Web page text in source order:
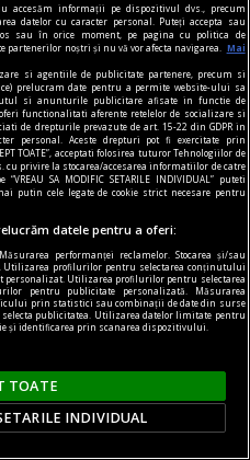
înaintea unor alegeri
europene
maximale și
accesăm informații pe dispozitivul dvs., precum
datelor cu caracter personal. Puteți accepta sau
sau în orice moment, pe pagina cu politica de
partenerilor noștri și nu vă vor afecta navigarea.
Mai
si agentiile de publicitate partenere, precum si
prelucram date pentru a permite website-ului sa
si anunturile publicitare afisate in functie de
functionalitati aferente retelelor de socializare si
de drepturile prevazute de art. 15-22 din GDPR in
personal. Aceste drepturi pot fi exercitate prin
TOATE”, acceptati folosirea tuturor Tehnologiilor de
cu privire la stocarea/accesarea informatiilor de catre
SA MODIFIC SETARILE INDIVIDUAL” puteti
putin cele legate de cookie strict necesare pentru
datele pentru a oferi:
performanței reclamelor. Stocarea și/sau
Utilizarea profilurilor pentru selectarea conținutului
personalizat. Utilizarea profilurilor pentru selectarea
pentru publicitate personalizată. Măsurarea
prin statistici sau combinații de date din surse
publicitatea. Utilizarea datelor limitate pentru
și identificarea prin scanarea dispozitivului.
TOATE
INDIVIDUAL